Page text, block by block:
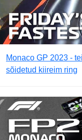
Monaco GP 2023 -
sõidetud kiireim ring